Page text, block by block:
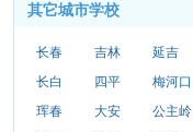
其它城市学校
长春 吉林 延吉
长白
四平 梅河口
珲春
大安 公主岭